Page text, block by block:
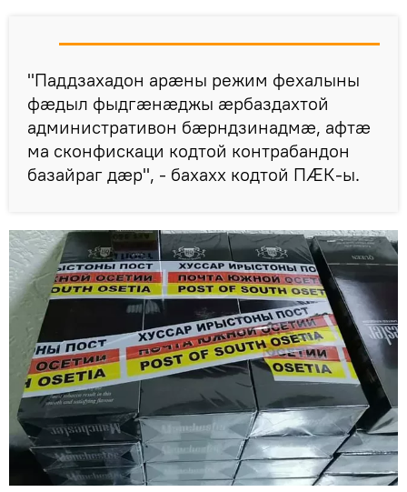
"Паддзахадон арӕны режим фехалыны
фӕдыл фыдгӕнӕджы ӕрбаздахтой
административон бӕрндзинадмӕ, афтӕ
ма сконфискаци кодтой контрабандон
базайраг дӕр", - бахахх кодтой ПӔК-ы.